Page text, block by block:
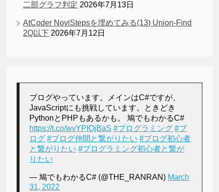
二部グラフ判定 2026年7月13日
AtCoder NoviStepsを埋めてみる(13) Union-Find
2Q以下 2026年7月12日
ブログやっています。メインはC#ですが、
JavaScriptにも挑戦しています。ときどき
PythonとPHPもあるかも。 鳩でもわかるC#
https://t.co/wvYPIOjBaS #プログラミング #ブ
ログ #ブログ仲間と繋がりたい #ブログ初心者
と繋がりたい #プログラミング初心者と繋が
りたい
— 鳩でもわかるC# (@THE_RANRAN) March
31, 2022